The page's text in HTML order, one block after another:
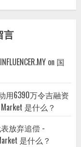
言
on 国
用6390万令吉融资
Market 是什么？
放弃追偿 -
是什么？